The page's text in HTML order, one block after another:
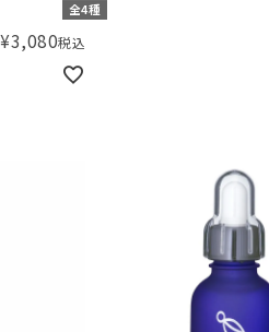
全4種
¥3,080税込